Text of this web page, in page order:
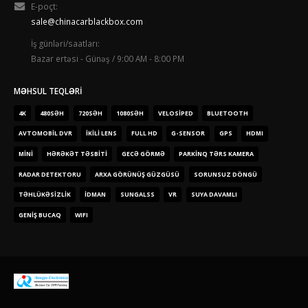
E-poçt:
sale@chinacarblackbox.com
İş günləri/saatları:
Bazar ertəsi - Günəş / 9:00 AM - 8:00 PM
MƏHSUL TEQLƏRI
4K 480SƏH 720SƏH 1080SƏH VELOSIPED BLUETOOTH
AVTOMOBIL DVR IKILI LENS FULL HD G-SENSOR GPS HDMI
MINI HƏRƏKƏT TƏSBITI GECƏ GÖRMƏ PARKINQ TƏRS KAMERA
RADAR DETEKTORU ARXA GÖRÜNÜŞ GÜZGÜSÜ SORUNSUZ DÖNGÜ
TƏHLÜKƏSIZLIK IDMAN SUNGALSS VR SUYA DAVAMLI
GENIŞ BUCAQ WIFI